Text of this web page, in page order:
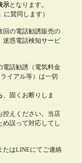
示となります。
に賛同します）
回の電話勧誘販売の
迷惑電話検知サービ
電話勧誘（電気料金
イアル等）は一切
、固くお断りしま
控えください。当店
誤って対応してし
はLINEにてご連絡